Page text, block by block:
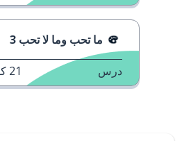
ما تحب وما لا تحب 3
درس 21